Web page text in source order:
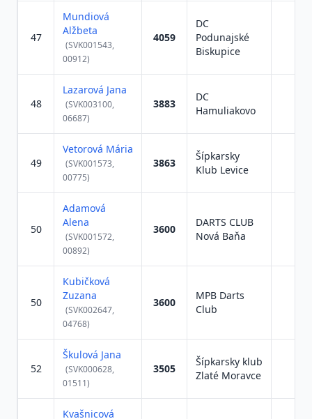
47
Mundiová
Alžbeta
(SVK001543,
00912)
4059
DC
Podunajské
Biskupice
48
Lazarová Jana
(SVK003100,
06687)
3883
DC
Hamuliakovo
49
Vetorová Mária
(SVK001573,
00775)
3863
Šípkarsky
Klub Levice
50
Adamová
Alena
(SVK001572,
00892)
3600
DARTS CLUB
Nová Baňa
50
Kubičková
Zuzana
(SVK002647,
04768)
3600
MPB Darts
Club
52
Škulová Jana
(SVK000628,
01511)
3505
Šípkarsky klub
Zlaté Moravce
Kvašnicová